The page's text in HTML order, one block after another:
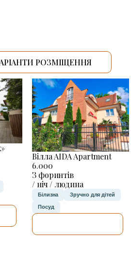
РОЗМІЩЕННЯ
Вілла AIDA Apartment
6.000
З форинтів
/ ніч / людина
Білизна Зручно для дітей
Посуд